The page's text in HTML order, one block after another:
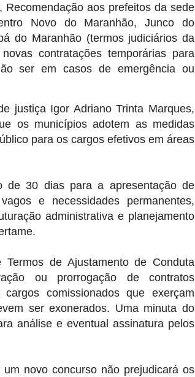
aos prefeitos da sede
Novo do Maranhão, Junco do
do Maranhão (termos judiciários da
contratações temporárias para
ser em casos de emergência ou
justiça Igor Adriano Trinta Marques,
os municípios adotem as medidas
para os cargos efetivos em áreas
de 30 dias para a apresentação de
e necessidades permanentes,
administrativa e planejamento
de Ajustamento de Conduta
ou prorrogação de contratos
comissionados que exerçam
ser exonerados. Uma minuta do
análise e eventual assinatura pelos
novo concurso não prejudicará os